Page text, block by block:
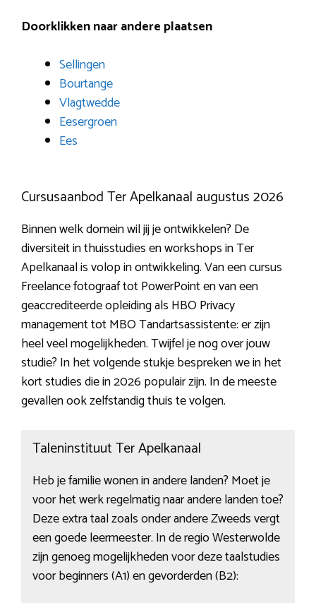
Doorklikken naar andere plaatsen
Sellingen
Bourtange
Vlagtwedde
Eesergroen
Ees
Cursusaanbod Ter Apelkanaal augustus 2026
Binnen welk domein wil jij je ontwikkelen? De
diversiteit in thuisstudies en workshops in Ter
Apelkanaal is volop in ontwikkeling. Van een cursus
Freelance fotograaf tot PowerPoint en van een
geaccrediteerde opleiding als HBO Privacy
management tot MBO Tandartsassistente: er zijn
heel veel mogelijkheden. Twijfel je nog over jouw
studie? In het volgende stukje bespreken we in het
kort studies die in 2026 populair zijn. In de meeste
gevallen ook zelfstandig thuis te volgen.
Taleninstituut Ter Apelkanaal
Heb je familie wonen in andere landen? Moet je
voor het werk regelmatig naar andere landen toe?
Deze extra taal zoals onder andere Zweeds vergt
een goede leermeester. In de regio Westerwolde
zijn genoeg mogelijkheden voor deze taalstudies
voor beginners (A1) en gevorderden (B2):